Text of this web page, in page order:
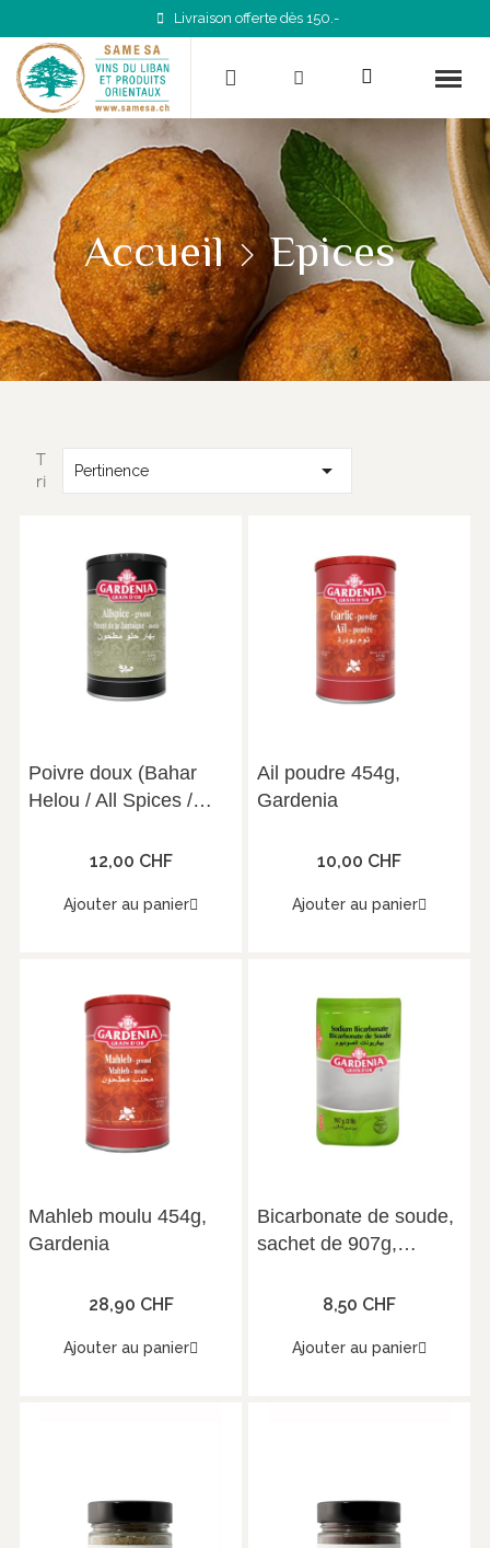
Livraison offerte dès 150.-
Accueil Epices
T
ri
Pertinence 
Poivre doux (Bahar
Helou / All Spices /
moulu / Quatre-épices,
Gardenia
12,00 CHF
Ajouter au panier
Ail poudre 454g,
Gardenia
10,00 CHF
Ajouter au panier
Mahleb moulu 454g,
Gardenia
28,90 CHF
Ajouter au panier
Bicarbonate de soude,
sachet de 907g,
8,50 CHF
Ajouter au panier